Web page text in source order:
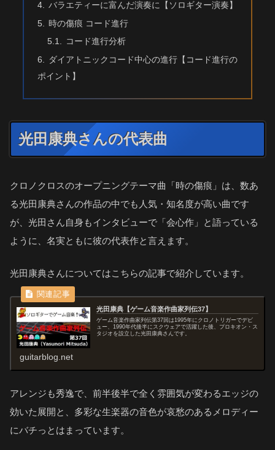
バラエティーに富んだ演奏に【ソロギター演奏】
時の傷痕 コード進行
コード進行分析
ダイアトニックコード中心の進行【コード進行の
ポイント】
光田康典さんの代表曲
クロノクロスのオープニングテーマ曲「時の傷痕」は、数あ
る光田康典さんの作品の中でも人気・知名度が高い曲です
が、光田さん自身もインタビューで「会心作」と語っている
ように、名実ともに彼の代表作と言えます。
光田康典さんについてはこちらの記事で紹介しています。
光田康典【ゲーム音楽作曲家列伝37】
ゲーム音楽作曲家列伝第37回は1995年にクロノトリガーでデビ
ュー、1990年代後半にスクウェアで活躍した後、プロキオン・ス
タジオを設立した光田康典さんです。
guitarblog.net
アレンジも秀逸で、前半後半で全く雰囲気が変わるエッジの
効いた展開と、多彩な生楽器の音色が哀愁のあるメロディー
にバチっとはまっています。